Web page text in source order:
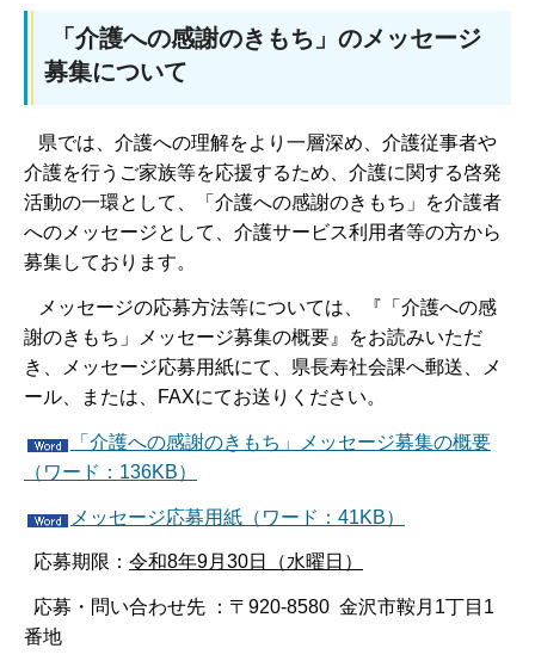
「介護への感謝のきもち」のメッセージ
募集について
県では、介護への理解をより一層深め、介護従事者や
介護を行うご家族等を応援するため、介護に関する啓発
活動の一環として、「介護への感謝のきもち」を介護者
へのメッセージとして、介護サービス利用者等の方から
募集しております。
メッセージの応募方法等については、『「介護への感
謝のきもち」メッセージ募集の概要』をお読みいただ
き、メッセージ応募用紙にて、県長寿社会課へ郵送、メ
ール、または、FAXにてお送りください。
「介護への感謝のきもち」メッセージ募集の概要
（ワード：136KB）
メッセージ応募用紙（ワード：41KB）
応募期限： 令和8年9月30日（水曜日）
応募・問い合わせ先 ：〒920-8580 金沢市鞍月1丁目1
番地